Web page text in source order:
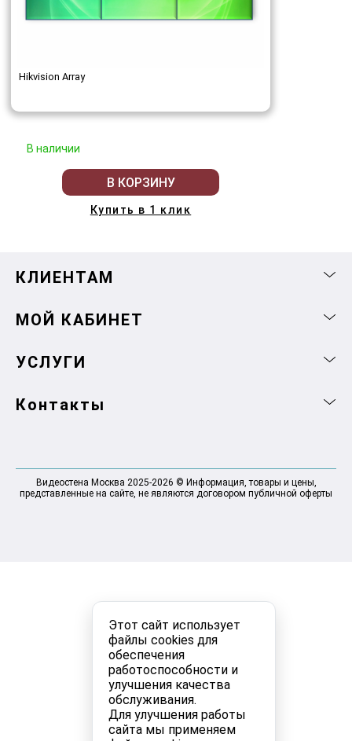
Этот сайт использует
файлы cookies для
обеспечения
работоспособности и
улучшения качества
обслуживания.
Для улучшения работы
сайта мы применяем
Hikvision Array
В наличии
В КОРЗИНУ
Купить в 1 клик
КЛИЕНТАМ
МОЙ КАБИНЕТ
УСЛУГИ
Контакты
Видеостена Москва 2025-2026 © Информация, товары и цены,
представленные на сайте, не являются договором публичной оферты